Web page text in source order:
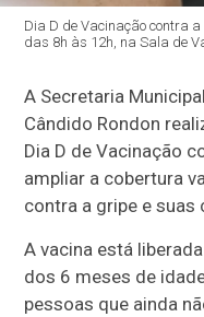
Dia D de Vacinação contra
das 8h às 12h, na Sala de
A Secretaria
Cândido Rondon
Dia D de Vacinação
ampliar a cobertura
contra a gripe e suas
A vacina está
dos 6 meses de
pessoas que ainda